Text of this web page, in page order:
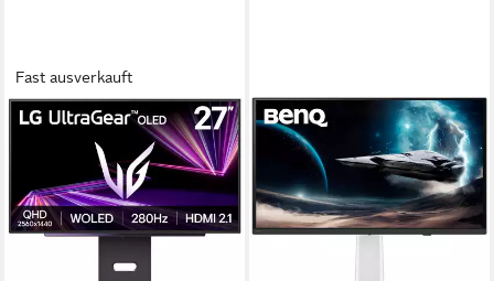
Fast ausverkauft
LG
27GX700A Gaming-Monitor
67 cm/ 27 Zoll Diagonale
2560 x 1440 px, Quad HD Auflösung
0,03 ms Reaktionszeit
Produktdatenblatt
BENQ
EX271QZ Gaming-Monitor
68 cm/ 27 Zoll
Diagonale
2560 x 1440 px, QHD
Auflösung
0,03 ms Reaktionszeit
Produktdatenblatt